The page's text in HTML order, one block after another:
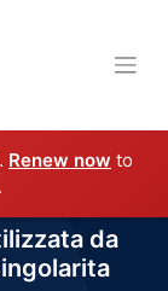
Renew now to
da